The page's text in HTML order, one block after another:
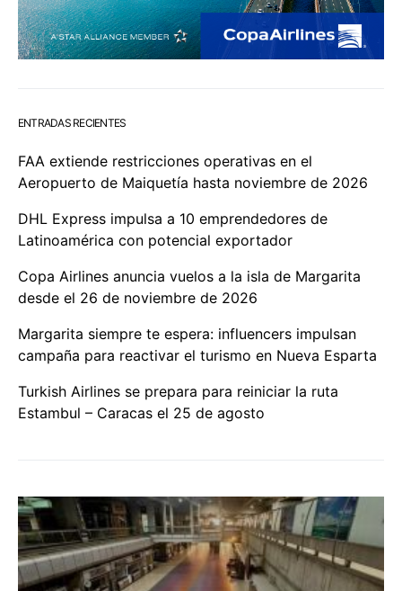
ENTRADAS RECIENTES
FAA extiende restricciones operativas en el
Aeropuerto de Maiquetía hasta noviembre de 2026
DHL Express impulsa a 10 emprendedores de
Latinoamérica con potencial exportador
Copa Airlines anuncia vuelos a la isla de Margarita
desde el 26 de noviembre de 2026
Margarita siempre te espera: influencers impulsan
campaña para reactivar el turismo en Nueva Esparta
Turkish Airlines se prepara para reiniciar la ruta
Estambul – Caracas el 25 de agosto